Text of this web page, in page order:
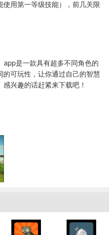
用第一等级技能），前几关限
是一款具有超多不同角色的
可玩性，让你通过自己的智慧
兴趣的话赶紧来下载吧！